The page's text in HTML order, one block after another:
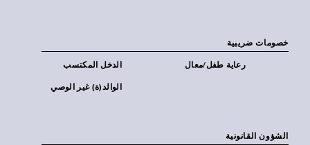
خصومات ضريبية
الدخل المكتسب رعاية طفل/معال
الوالد(ة) غير الوصي
الشؤون القانونية